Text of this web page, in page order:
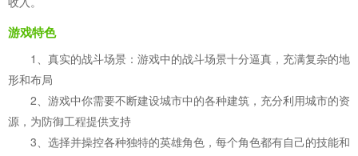
游戏特色
1、真实的战斗场景：游戏中的战斗场景十分逼真，充满复杂的地
形和布局
2、游戏中你需要不断建设城市中的各种建筑，充分利用城市的资
源，为防御工程提供支持
3、选择并操控各种独特的英雄角色，每个角色都有自己的技能和